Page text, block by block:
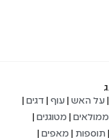
|על האש |עוף דגים
ממולאים מטוגנים
|תוספות מאפים